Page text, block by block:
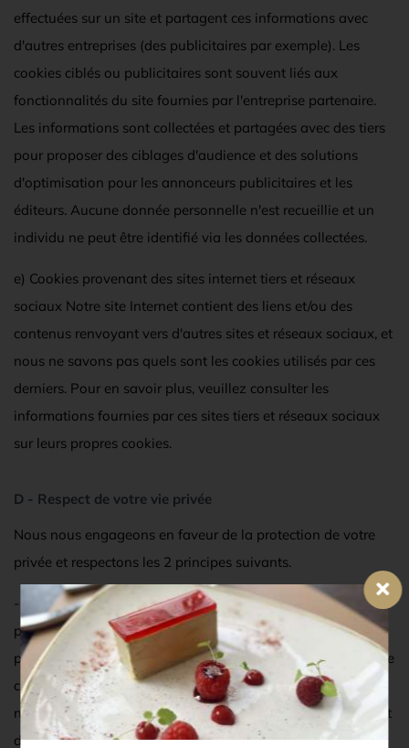
effectuées sur un site et partagent ces informations avec
d'autres entreprises (des publicitaires par exemple). Les
cookies ciblés ou publicitaires sont souvent liés aux
fonctionnalités du site fournies par l'entreprise partenaire.
Les informations sont collectées et partagées avec des tiers
pour proposer des ciblages d'audience et des solutions
d'optimisation pour les annonceurs publicitaires et les
éditeurs. Aucune donnée personnelle n'est recueillie et un
individu ne peut être identifié via les données collectées.
e) Cookies provenant des sites internet tiers et réseaux
sociaux Notre site Internet contient des liens et/ou des
contenus renvoyant vers d'autres sites et réseaux sociaux, et
nous ne savons pas quels sont les cookies utilisés par ces
derniers. Pour en savoir plus, veuillez consulter les
informations fournies par ces sites tiers et réseaux sociaux
sur leurs propres cookies.
D - Respect de votre vie privée
Nous nous engageons en faveur de la protection de votre
privée et respectons les 2 principes suivants.
- Nous n'associons à vos cookies aucune information
permettant de vous identifier directement et
personnellement. Les cookies ne permettent en aucun cas de
connaître votre adresse, votre date de naissance, votre
numéro de téléphone ou toute autre information permettant
de vous identifier.